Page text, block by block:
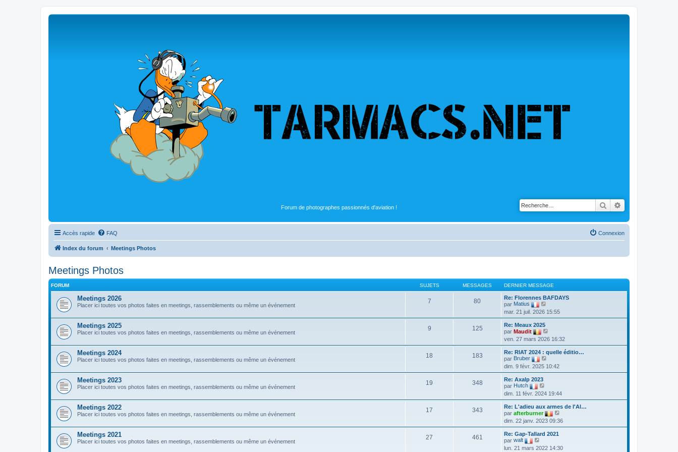
Forum de photographes passionnés d'aviation ! Rechercher
Accès rapide FAQ Connexion
Index du forum Meetings Photos
Meetings Photos
FORUM SUJETS MESSAGES DERNIER MESSAGE
Meetings 2026
Placer ici toutes vos photos faites en meetings, rassemblements ou même un événement
7 80
Re: Florennes BAFDAYS
par Matius
o
i
l
e
d
e
r
i
e
s
s
a
g
e
mar. 21 juil. 2026 15:55
Meetings 2025
Placer ici toutes vos photos faites en meetings, rassemblements ou même un événement
9 125
Re: Meaux 2025
par Maudit
o
i
l
d
e
i
e
m
e
s
s
a
e
ven. 27 mars 2026 16:32
Meetings 2024
Placer ici toutes vos photos faites en meetings, rassemblements ou même un événement
18 183
Re: RIAT 2024 : quelle éditio…
par Bruber
o
i
d
e
r
n
i
e
r
m
s
dim. 9 févr. 2025 10:42
Meetings 2023
Placer ici toutes vos photos faites en meetings, rassemblements ou même un événement
19 348
Re: Axalp 2023
par Hutch
o
i
l
e
d
e
r
i
dim. 11 févr. 2024 19:44
Meetings 2022
Placer ici toutes vos photos faites en meetings, rassemblements ou même un événement
17 343
Re: L'adieu aux armes de l'Al…
par afterburner
o
i
d
dim. 22 janv. 2023 09:36
Meetings 2021
Placer ici toutes vos photos faites en meetings, rassemblements ou même un événement
27 461
Re: Gap-Tallard 2021
par walt
o
lun. 21 mars 2022 14:30